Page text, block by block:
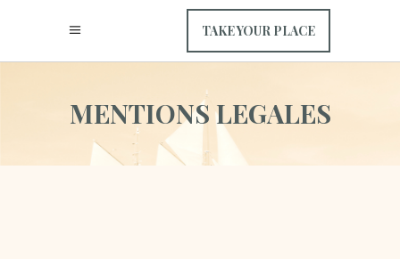
TAKE YOUR PLACE
MENTIONS LEGALES